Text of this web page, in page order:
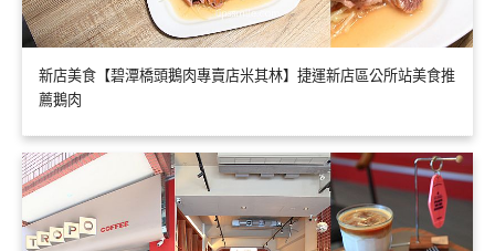
新店美食【碧潭橋頭鵝肉專賣店米其林】捷運新店區公所站美食推
薦鵝肉